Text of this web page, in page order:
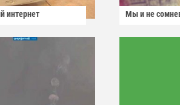
интернет Мы и не